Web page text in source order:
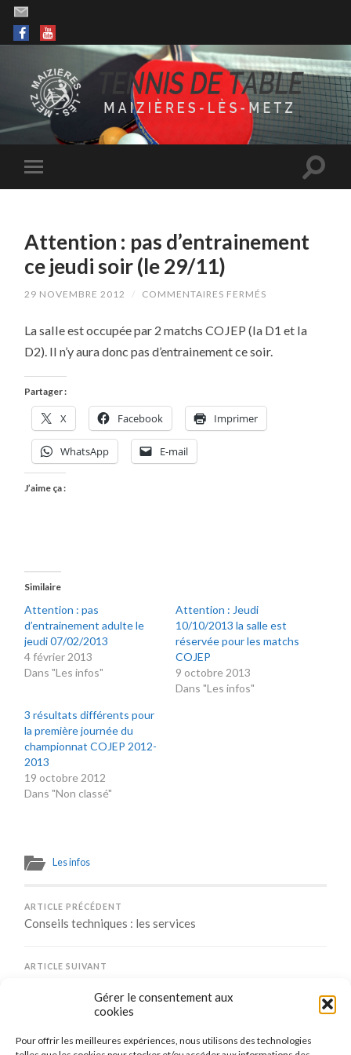
Gérer le consentement aux
cookies
Pour offrir les meilleures expériences, nous utilisons des technologies
Attention : pas d’entrainement
ce jeudi soir (le 29/11)
29 NOVEMBRE 2012 / COMMENTAIRES FERMÉS
PAS
CE
La salle est occupée par 2 matchs COJEP (la D1 et la
D2). Il n’y aura donc pas d’entrainement ce soir.
Partager :
X Facebook Imprimer
WhatsApp E-mail
J’aime ça :
Similaire
Attention : pas
d’entrainement adulte le
jeudi 07/02/2013
4 février 2013
Dans "Les infos"
Attention : Jeudi
10/10/2013 la salle est
réservée pour les matchs
COJEP
9 octobre 2013
Dans "Les infos"
3 résultats différents pour
la première journée du
championnat COJEP 2012-
2013
19 octobre 2012
Dans "Non classé"
Les infos
ARTICLE PRÉCÉDENT
Conseils techniques : les services
ARTICLE SUIVANT
Comments are closed.